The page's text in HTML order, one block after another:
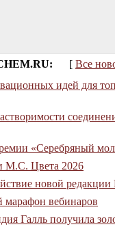
[ Все
идей для
«Серебряный
М.С. Цвета 2026
новой
марафон вебинаров
Галль получила